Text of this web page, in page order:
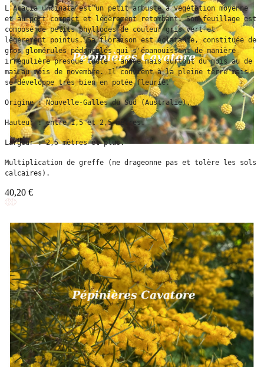
L'Acacia uncinata est un petit arbuste à végétation moyenne
et au port compact et légèrement retombant. Son feuillage est
composé de petits phyllodes de couleur gris vert et
légèrement pointus. Sa floraison est éclatante, constituée de
gros glomérules pédonculés qui s'épanouissent de manière
irrégulière presque toute l'année mais surtout du mois au de
mai au mois de novembre. Il convient à la pleine terre mais
se développe très bien en potée fleurie.
Origine : Nouvelle-Galles du Sud (Australie).
Hauteur : entre 1,5 et 2,5 mètres.
Largeur : 2,5 mètres et plus.
Multiplication de greffe (ne drageonne pas et tolère les sols
calcaires).
40,20 €